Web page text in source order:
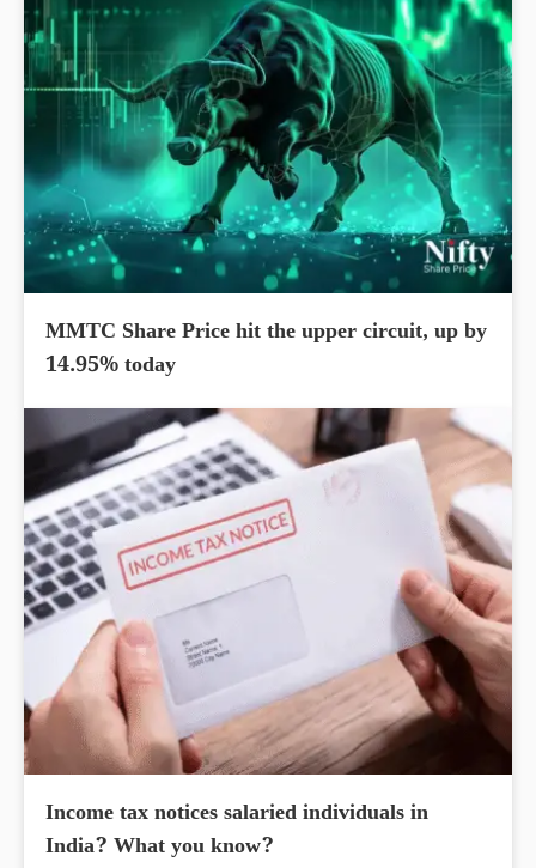
MMTC Share Price hit the upper circuit, up by
14.95% today
Income tax notices salaried individuals in
India? What you know?